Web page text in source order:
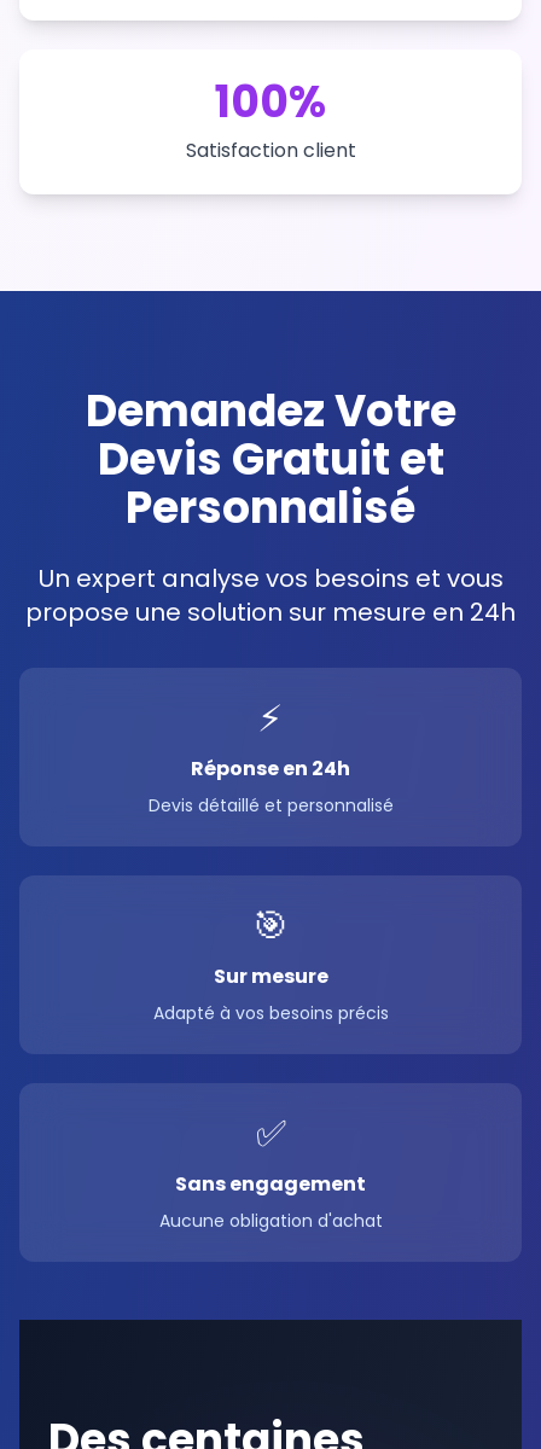
100%
Satisfaction client
Demandez Votre
Devis Gratuit et
Personnalisé
Un expert analyse vos besoins et vous
propose une solution sur mesure en 24h
⚡
Réponse en 24h
Devis détaillé et personnalisé
🎯
Sur mesure
Adapté à vos besoins précis
✅
Sans engagement
Aucune obligation d'achat